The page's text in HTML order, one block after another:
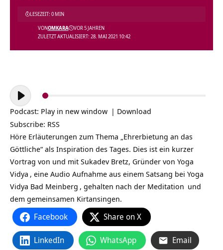
ZULETZT AKTUALISIERT: 28. MAI 2021 10:42
VONOMKARA VOR 5 JAHREN
LESEZEIT: 0 MIN
Audio-
Player
Podcast: Play in new window | Download
Subscribe: RSS
Höre Erläuterungen zum Thema „Ehrerbietung an das
Göttliche“ als Inspiration des Tages. Dies ist ein kurzer
Vortrag von und mit Sukadev Bretz, Gründer von Yoga
Vidya , eine Audio Aufnahme aus einem Satsang bei Yoga
Vidya Bad Meinberg , gehalten nach der Meditation und
dem gemeinsamen Kirtansingen.
Facebook Share on X
LinkedIn WhatsApp Email